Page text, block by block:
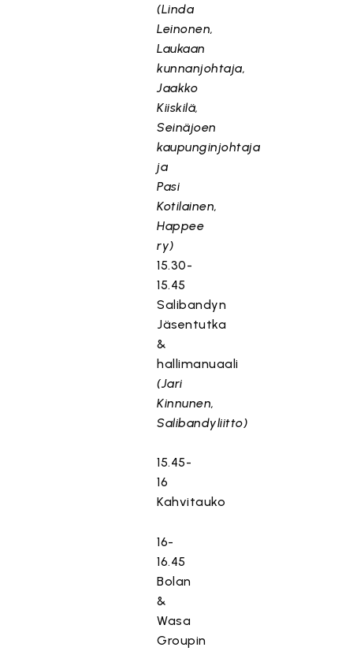
(Linda
Leinonen,
Laukaan
kunnanjohtaja,
Jaakko
Kiiskilä,
Seinäjoen
kaupunginjohtaja
ja
Pasi
Kotilainen,
Happee
ry)
15.30-
15.45
Salibandyn
Jäsentutka
&
hallimanuaali
(Jari
Kinnunen,
Salibandyliitto)
15.45-
16
Kahvitauko
16-
16.45
Bolan
&
Wasa
Groupin